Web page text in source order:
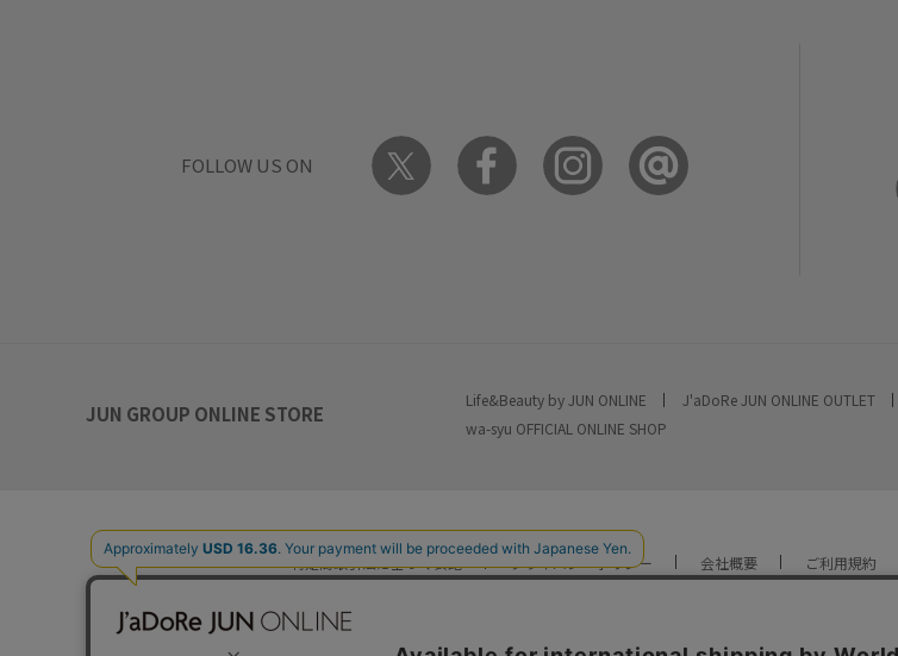
FOLLOW US ON
JUN GROUP ONLINE STORE
Life&Beauty by JUN ONLINE J'aDoRe JUN ONLINE OUTLET
wa-syu OFFICIAL ONLINE SHOP
特定商取引法に基づく表記 プライバシーポリシー 会社概要 ご利用規約